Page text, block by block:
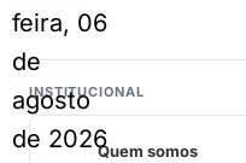
feira, 06
de
agosto
de 2026
INSTITUCIONAL
Quem somos